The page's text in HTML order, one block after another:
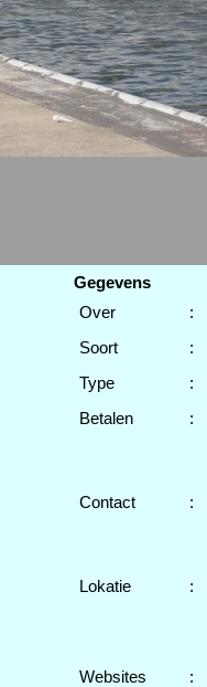
Gegevens
Over
:
Soort
:
Type
:
Betalen
:
Contact
:
Lokatie :
Websites :